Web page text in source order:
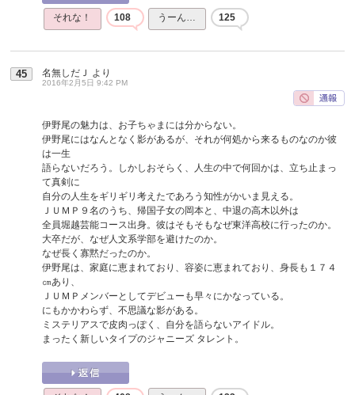
それな！ 108 うーん… 125
45 名無しだＪ より
2016年2月5日 9:42 PM
伊野尾の魅力は、お子ちゃまには分からない。
伊野尾にはなんとなく影があるが、それが何処から来るものなのか彼
は一生
語らないだろう。しかしおそらく、人生の中で何回かは、立ち止まっ
て真剣に
自分の人生をギリギリ考えたであろう知性がかいま見える。
ＪＵＭＰ９名のうち、帰国子女の岡本と、中退の高木以外は
全員堀越芸能コース出身。彼はそもそもなぜ東洋高校に行ったのか。
大卒だが、なぜ人文系学部を避けたのか。
なぜ長く寡黙だったのか。
伊野尾は、家庭に恵まれており、容姿に恵まれており、身長も１７４
㎝あり、
ＪＵＭＰメンバーとしてデビューも早々にかなっている。
にもかかわらず、不思議な影がある。
ミステリアスで皮肉っぽく、自分を語らないアイドル。
まったく新しいタイプのジャニーズ タレント。